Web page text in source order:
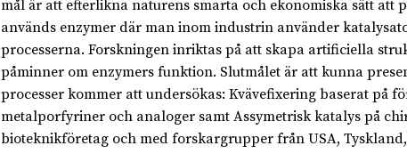
mål är att efterlikna naturens smarta och ekonomiska sätt
används enzymer där man inom industrin använder
processerna. Forskningen inriktas på att skapa artificiella
påminner om enzymers funktion. Slutmålet är att kunna
processer kommer att undersökas: Kvävefixering baserat på
metalporfyriner och analoger samt Assymetrisk katalys på
bioteknikföretag och med forskargrupper från USA,